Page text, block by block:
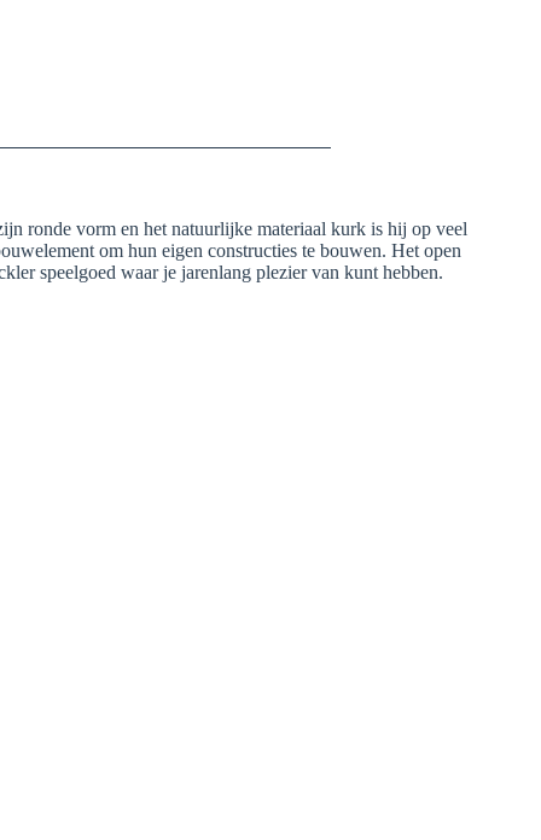
ronde vorm en het natuurlijke materiaal kurk is hij op veel
om hun eigen constructies te bouwen. Het open
speelgoed waar je jarenlang plezier van kunt hebben.